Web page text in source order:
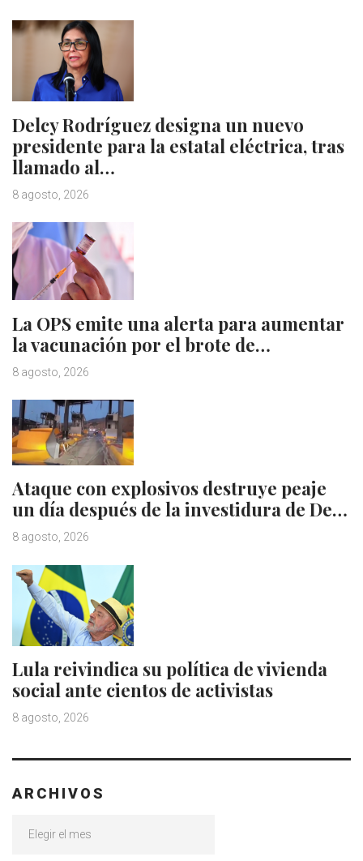
Delcy Rodríguez designa un nuevo
presidente para la estatal eléctrica, tras
llamado al…
8 agosto, 2026
La OPS emite una alerta para aumentar
la vacunación por el brote de…
8 agosto, 2026
Ataque con explosivos destruye peaje
un día después de la investidura de De…
8 agosto, 2026
Lula reivindica su política de vivienda
social ante cientos de activistas
8 agosto, 2026
ARCHIVOS